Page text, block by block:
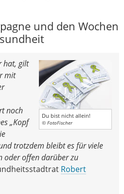
und den Wochen
Du bist nicht allein!
© FotoFischer
hat, gilt
mit
noch
„Kopf
trotzdem bleibt es für viele
oder offen darüber zu
Robert